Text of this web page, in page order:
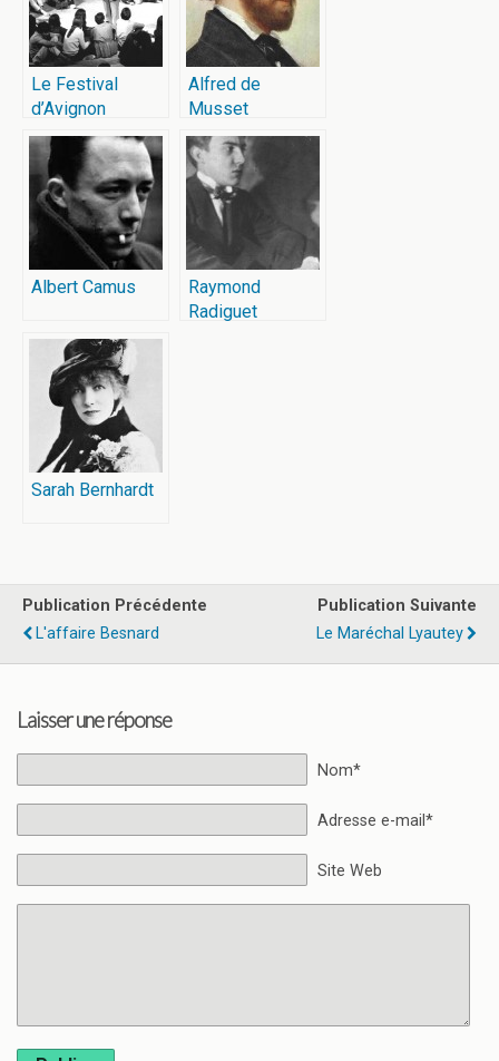
Le Festival
d’Avignon
Alfred de
Musset
Albert Camus
Raymond
Radiguet
Sarah Bernhardt
Publication Précédente
L'affaire Besnard
Publication Suivante
Le Maréchal Lyautey
Laisser une réponse
Nom*
Adresse e-mail*
Site Web